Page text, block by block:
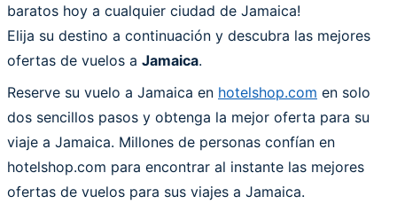
baratos hoy a cualquier ciudad de Jamaica!
Elija su destino a continuación y descubra las mejores
ofertas de vuelos a Jamaica.
Reserve su vuelo a Jamaica en hotelshop.com en solo
dos sencillos pasos y obtenga la mejor oferta para su
viaje a Jamaica. Millones de personas confían en
hotelshop.com para encontrar al instante las mejores
ofertas de vuelos para sus viajes a Jamaica.